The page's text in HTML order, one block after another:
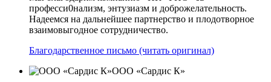
професси0нализм, энтузиазм и доброжелательность.
Надеемся на дальнейшее партнерство и плодотворное
взаимовыгодное сотрудничество.
Благодарственное письмо (читать оригинал)
ООО «Сардис К»